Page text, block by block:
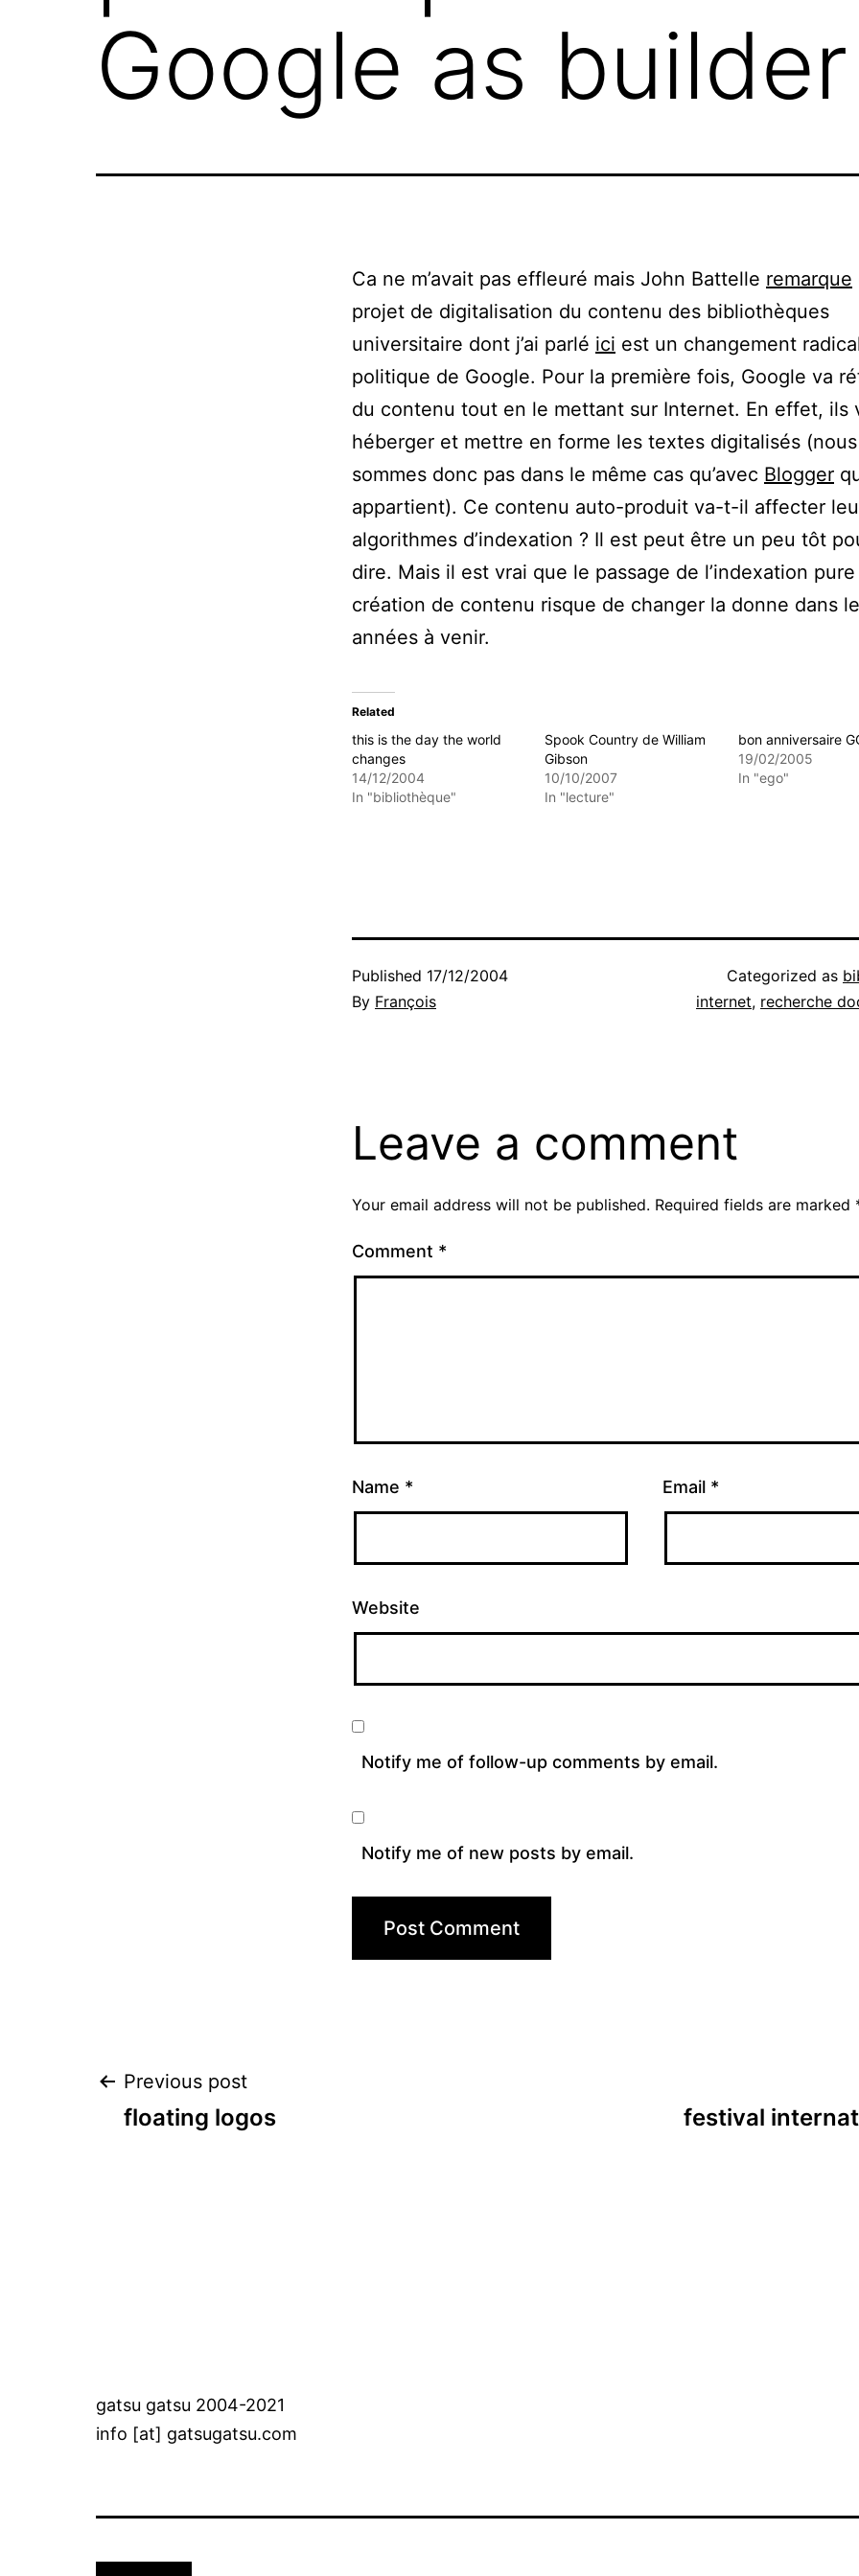
Google as builder
Ca ne m’avait pas effleuré mais John Battelle remarque
projet de digitalisation du contenu des bibliothèques
universitaire dont j’ai parlé ici est un changement
politique de Google. Pour la première fois, Google va
du contenu tout en le mettant sur Internet. En effet, ils
héberger et mettre en forme les textes digitalisés
sommes donc pas dans le même cas qu’avec Blogger
appartient). Ce contenu auto-produit va-t-il affecter
algorithmes d’indexation ? Il est peut être un peu tôt
dire. Mais il est vrai que le passage de l’indexation pure
création de contenu risque de changer la donne dans
années à venir.
Related
this is the day the world
changes
14/12/2004
In "bibliothèque"
Spook Country de William
Gibson
10/10/2007
In "lecture"
bon anniversaire
19/02/2005
In "ego"
Published 17/12/2004
By François
Categorized as
internet, recherche
Leave a comment
Your email address will not be published. Required fields are marked
Comment *
Name * Email *
Website
Notify me of follow-up comments by email.
Notify me of new posts by email.
Post
Previous post
floating logos festival
gatsu gatsu 2004-2021
info [at] gatsugatsu.com